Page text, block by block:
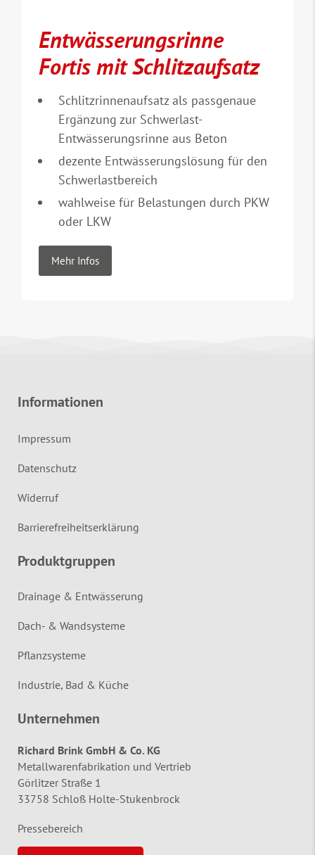
Entwässerungsrinne
Fortis mit Schlitzaufsatz
Schlitzrinnenaufsatz als passgenaue
Ergänzung zur Schwerlast-
Entwässerungsrinne aus Beton
dezente Entwässerungslösung für den
Schwerlastbereich
wahlweise für Belastungen durch PKW
oder LKW
Mehr Infos
Informationen
Impressum
Datenschutz
Widerruf
Barrierefreiheitserklärung
Produktgruppen
Drainage & Entwässerung
Dach- & Wandsysteme
Pflanzsysteme
Industrie, Bad & Küche
Unternehmen
Richard Brink GmbH & Co. KG
Metallwarenfabrikation und Vertrieb
Görlitzer Straße 1
33758 Schloß Holte-Stukenbrock
Pressebereich